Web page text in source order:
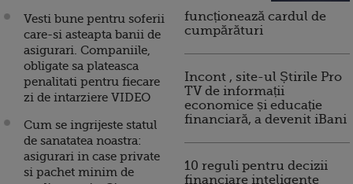
Vesti bune pentru soferii
care-si asteapta banii de
asigurari. Companiile,
obligate sa plateasca
penalitati pentru fiecare
zi de intarziere VIDEO
Cum se ingrijeste statul
de sanatatea noastra:
asigurari in case private
si pachet minim de
funcționează cardul de
cumpărături
Incont , site-ul Știrile Pro
TV de informații
economice și educație
financiară, a devenit iBani
10 reguli pentru decizii
financiare inteligente